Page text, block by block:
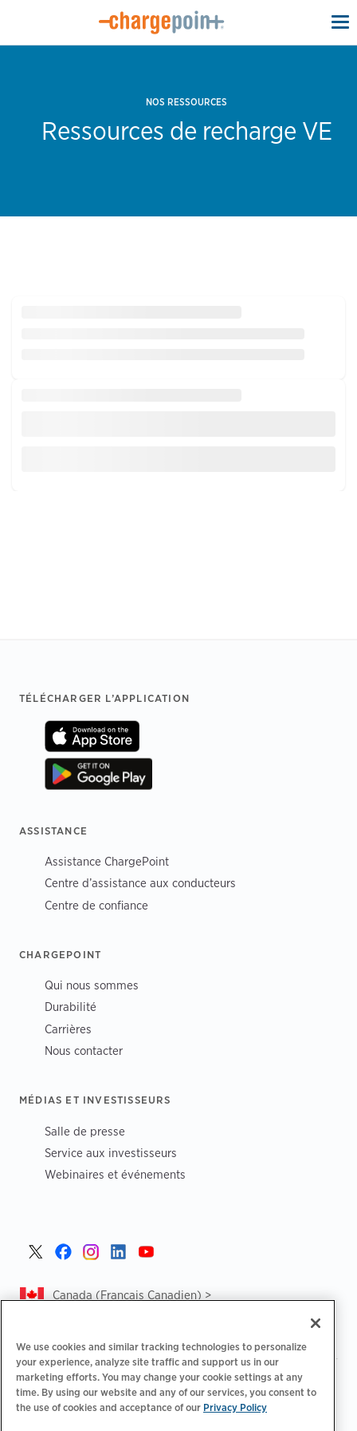
NOS RESSOURCES
Ressources de recharge VE
Footer
TÉLÉCHARGER L’APPLICATION
ASSISTANCE
Assistance ChargePoint
Centre d’assistance aux conducteurs
Centre de confiance
CHARGEPOINT
Qui nous sommes
Durabilité
Carrières
Nous contacter
MÉDIAS ET INVESTISSEURS
Salle de presse
Service aux investisseurs
Webinaires et événements
Canada (Français Canadien) >
Politique de confidentialité‌ | Choix de confidentialité
Informations légales | Déclaration d'accessibilité |
Code de
conduite des fournisseurs
| CA Forced and Child Labour Report
We use cookies and similar tracking technologies to personalize
your experience, analyze site traffic and support us in our
marketing efforts. You may change your cookie settings at any
time. By using our website and any of our services, you consent to
the use of cookies and acceptance of our Privacy Policy